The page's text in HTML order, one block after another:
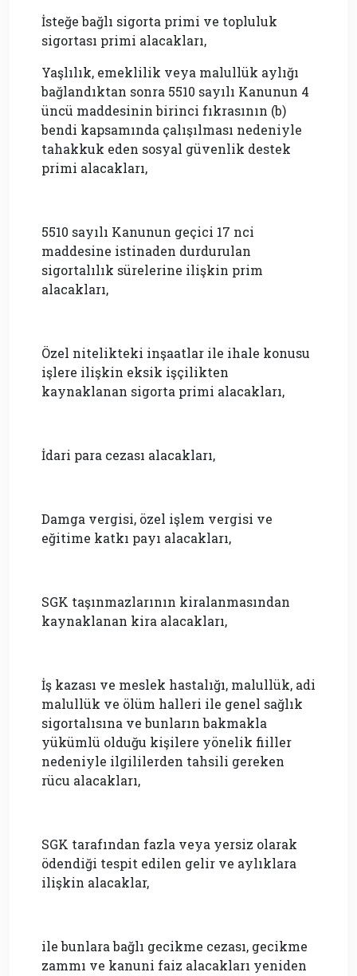
İsteğe bağlı sigorta primi ve topluluk
sigortası primi alacakları,
Yaşlılık, emeklilik veya malullük aylığı
bağlandıktan sonra 5510 sayılı Kanunun 4
üncü maddesinin birinci fıkrasının (b)
bendi kapsamında çalışılması nedeniyle
tahakkuk eden sosyal güvenlik destek
primi alacakları,
5510 sayılı Kanunun geçici 17 nci
maddesine istinaden durdurulan
sigortalılık sürelerine ilişkin prim
alacakları,
Özel nitelikteki inşaatlar ile ihale konusu
işlere ilişkin eksik işçilikten
kaynaklanan sigorta primi alacakları,
İdari para cezası alacakları,
Damga vergisi, özel işlem vergisi ve
eğitime katkı payı alacakları,
SGK taşınmazlarının kiralanmasından
kaynaklanan kira alacakları,
İş kazası ve meslek hastalığı, malullük, adi
malullük ve ölüm halleri ile genel sağlık
sigortalısına ve bunların bakmakla
yükümlü olduğu kişilere yönelik fiiller
nedeniyle ilgililerden tahsili gereken
rücu alacakları,
SGK tarafından fazla veya yersiz olarak
ödendiği tespit edilen gelir ve aylıklara
ilişkin alacaklar,
ile bunlara bağlı gecikme cezası, gecikme
zammı ve kanuni faiz alacakları yeniden